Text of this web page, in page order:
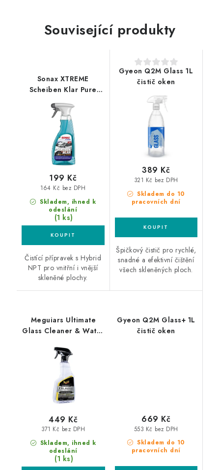
Související produkty
Sonax XTREME
Scheiben Klar Pure
Water Technology
500ml čistič oken
Skladem, ihned k
odeslání
(1 ks)
164 Kč bez DPH
199 Kč
Čistící přípravek s Hybrid
NPT pro vnitřní i vnější
skleněné plochy.
Gyeon Q2M Glass 1L
čistič oken
Skladem do 10
pracovních dní
321 Kč bez DPH
389 Kč
Špičkový čistič pro rychlé,
snadné a efektivní čištění
všech skleněných ploch.
Meguiars Ultimate
Glass Cleaner & Water
skel s hydrofobní
ochranou
Skladem, ihned k
odeslání
(1 ks)
371 Kč bez DPH
449 Kč
Gyeon Q2M Glass+ 1L
čistič oken
Skladem do 10
pracovních dní
553 Kč bez DPH
669 Kč